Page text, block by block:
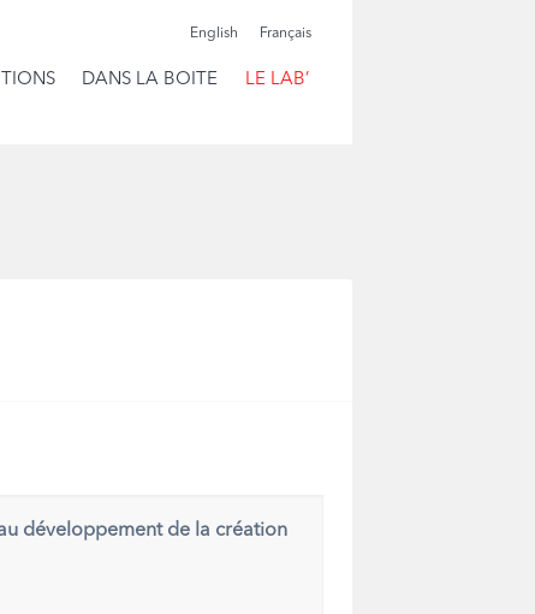
English Français
DANS LA BOITE LE LAB’
développement de la création